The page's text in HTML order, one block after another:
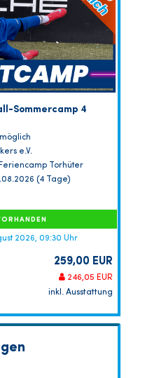
Sommercamp 4
e.V.
Torhüter
(4 Tage)
2026, 09:30 Uhr
259,00 EUR
246,05 EUR
inkl. Ausstattung